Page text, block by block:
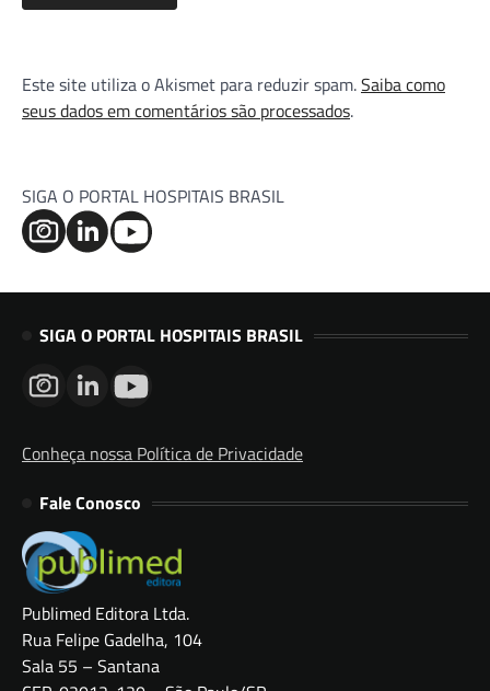
Este site utiliza o Akismet para reduzir spam.Saiba como
seus dados em comentários são processados.
SIGA O PORTAL HOSPITAIS BRASIL
SIGA O PORTAL HOSPITAIS BRASIL
Conheça nossa Política de Privacidade
Fale Conosco
Publimed Editora Ltda.
Rua Felipe Gadelha, 104
Sala 55 – Santana